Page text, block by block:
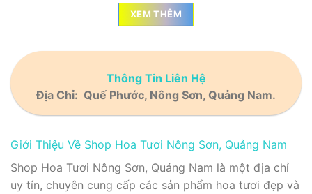
XEM THÊM
Thông Tin Liên Hệ
Địa Chỉ: Quế Phước, Nông Sơn, Quảng Nam.
Giới Thiệu Về Shop Hoa Tươi Nông Sơn, Quảng Nam
Shop Hoa Tươi Nông Sơn, Quảng Nam là một địa chỉ
uy tín, chuyên cung cấp các sản phẩm hoa tươi đẹp và